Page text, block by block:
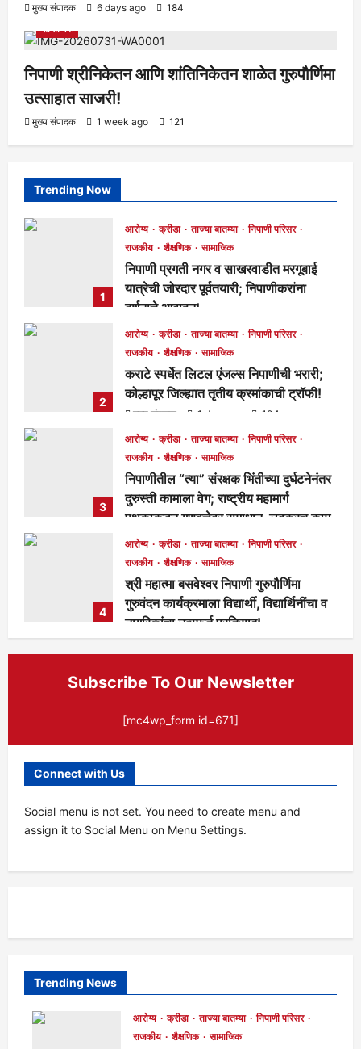
मुख्य संपादक 6 days ago 184
आरोग्य क्रीडा ताज्या बातम्या निपाणी परिसर
निपाणी श्रीनिकेतन आणि शांतिनिकेतन शाळेत गुरुपौर्णिमा
उत्साहात साजरी!
मुख्य संपादक 1 week ago 121
Trending Now
1
आरोग्य क्रीडा ताज्या बातम्या
निपाणी परिसर
राजकीय
शैक्षणिक सामाजिक
निपाणी प्रगती नगर व साखरवाडीत मरगूबाई
यात्रेची जोरदार पूर्वतयारी; निपाणीकरांना
दर्शनाचे आवाहन!
मुख्य संपादक 92
2
आरोग्य क्रीडा ताज्या बातम्या
निपाणी परिसर
राजकीय
शैक्षणिक सामाजिक
कराटे स्पर्धेत लिटल एंजल्स निपाणीची भरारी;
कोल्हापूर जिल्ह्यात तृतीय क्रमांकाची ट्रॉफी!
मुख्य संपादक 1 day ago 104
3
आरोग्य क्रीडा ताज्या बातम्या
निपाणी परिसर
राजकीय
शैक्षणिक सामाजिक
निपाणीतील “त्या” संरक्षक भिंतीच्या दुर्घटनेनंतर
दुरुस्ती कामाला वेग; राष्ट्रीय महामार्ग
पथकाकडून गुणवत्तेवर समाधान, लवकरच काम
पूर्ण होणार!
मुख्य संपादक 2 days ago
4
आरोग्य क्रीडा ताज्या बातम्या
निपाणी परिसर
राजकीय
शैक्षणिक सामाजिक
श्री महात्मा बसवेश्वर निपाणी गुरुपौर्णिमा
गुरुवंदन कार्यक्रमाला विद्यार्थी, विद्यार्थिनींचा व
नागरिकांचा उत्स्फूर्त प्रतिसाद!
Subscribe To Our Newsletter
[mc4wp_form id=671]
Connect with Us
Social menu is not set. You need to create menu and
assign it to Social Menu on Menu Settings.
Trending News
आरोग्य क्रीडा ताज्या बातम्या
निपाणी परिसर
राजकीय
शैक्षणिक सामाजिक